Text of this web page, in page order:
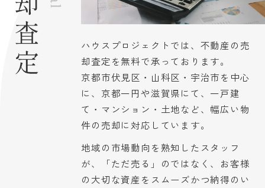
ハウスプロジェクトでは、不動産の売
却査定を無料で承っております。
京都市伏見区・山科区・宇治市を中心
に、京都一円や滋賀県にて、一戸建
て・マンション・土地など、幅広い物
件の売却に対応しています。
地域の市場動向を熟知したスタッフ
が、「ただ売る」のではなく、お客様
の大切な資産をスムーズかつ納得のい